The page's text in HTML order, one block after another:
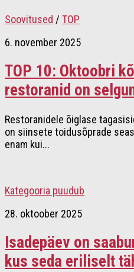
Soovitused / TOP
6. november 2025
TOP 10: Oktoobri
restoranid on
Restoranidele õiglase
on siinsete toidusõprade
enam kui...
Kategooria puudub
28. oktoober 2025
Isadepäev on
kus seda eriliselt